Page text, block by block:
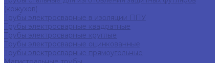
(кожухов)
Трубы электросварные в изоляции ППУ
Трубы электросварные квадратные
Трубы электросварные круглые
Трубы электросварные оцинкованные
Трубы электросварные прямоугольные